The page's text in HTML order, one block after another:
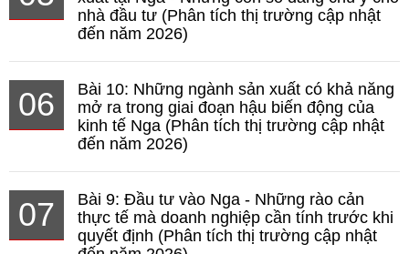
nhà đầu tư (Phân tích thị trường cập nhật
đến năm 2026)
06
Bài 10: Những ngành sản xuất có khả năng
mở ra trong giai đoạn hậu biến động của
kinh tế Nga (Phân tích thị trường cập nhật
đến năm 2026)
07
Bài 9: Đầu tư vào Nga - Những rào cản
thực tế mà doanh nghiệp cần tính trước khi
quyết định (Phân tích thị trường cập nhật